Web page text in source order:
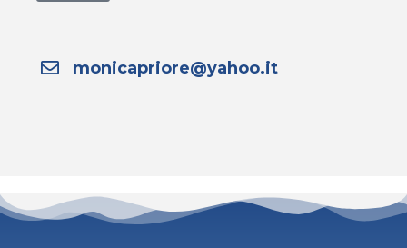
monicapriore@yahoo.it